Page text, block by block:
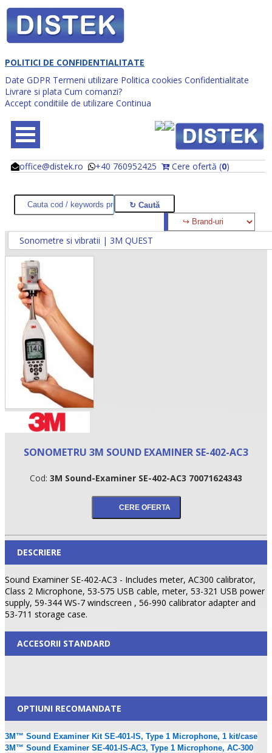
POLITICI DE CONFIDENTIALITATE
Date GDPR Termeni utilizare Politica cookies Confidentialitate
Livrare si plata Cum comanzi?
Accept conditiile de utilizare Continua
office@distek.ro +40 760952425 Cere ofertă (0)
@
@
•
•
Sonometre si vibratii | 3M QUEST
SONOMETRU 3M SOUND EXAMINER SE-402-AC3
Cod: 3M Sound-Examiner SE-402-AC3 70071624343
DESCRIERE
Sound Examiner SE-402-AC3 - Includes meter, AC300 calibrator,
Class 2 Microphone, 53-575 USB cable, meter, 53-321 USB power
supply, 59-344 WS-7 windscreen , 56-990 calibrator adapter and
53-711 storage case.
ACCESORII STANDARD
OPTIUNI RECOMANDATE
3M™ Sound Examiner Kit SE-401-IS, Type 1 Microphone, 1 kit/case
3M™ Sound Examiner SE-401-IS-AC3, Type 1 Microphone, AC-300